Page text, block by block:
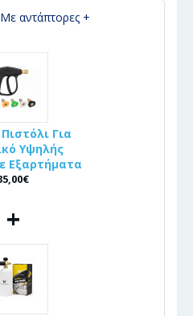
αντάπτορες +
Για
Υψηλής
Εξαρτήματα
+